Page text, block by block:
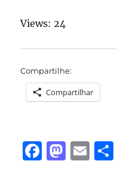
Views: 24
Compartilhe:
Compartilhar
F
M E